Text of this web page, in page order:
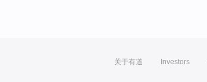
关于有道 Investors